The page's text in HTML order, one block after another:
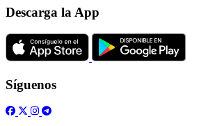
Descarga la App
Síguenos